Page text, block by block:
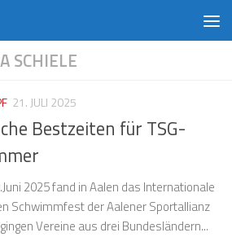
SCHIELE
21. JULI 2025
Bestzeiten für TSG-
2025 fand in Aalen das Internationale
Schwimmfest der Aalener Sportallianz
Vereine aus drei Bundesländern...